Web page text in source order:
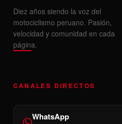
Diez años siendo la voz del
motociclismo peruano. Pasión,
velocidad y comunidad en cada
página.
CANALES DIRECTOS
WhatsApp